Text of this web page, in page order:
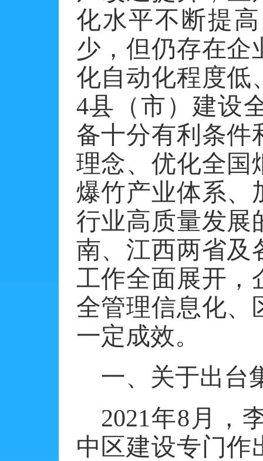
化水平不断提
少，但仍存在企
化自动化程度低
4县（市）建设
备十分有利条件
理念、优化全国
爆竹产业体系、
行业高质量发展
南、江西两省及
工作全面展开，
全管理信息化、
一定成效。
一、关于出台
2021年8月，
中区建设专门作